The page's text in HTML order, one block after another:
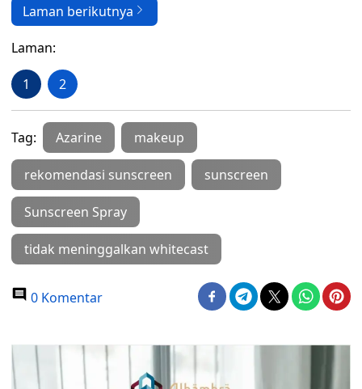
Laman berikutnya
Laman:
1 2
Tag: Azarine makeup
rekomendasi sunscreen sunscreen
Sunscreen Spray
tidak meninggalkan whitecast
0 Komentar